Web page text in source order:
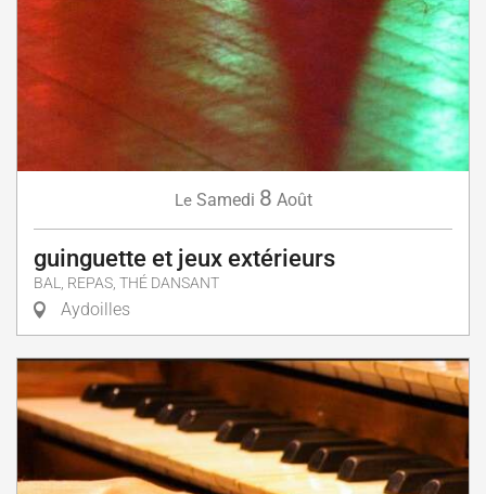
Le Samedi 8 Août
guinguette et jeux extérieurs
BAL, REPAS, THÉ DANSANT
Aydoilles